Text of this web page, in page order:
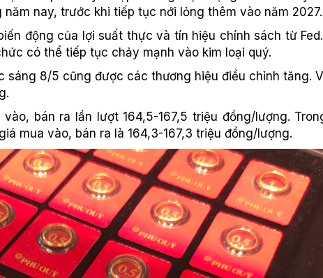
nay, trước khi tiếp tục nới lỏng thêm vào năm 2027.
động của lợi suất thực và tín hiệu chính sách từ
có thể tiếp tục chảy mạnh vào kim loại quý.
8/5 cũng được các thương hiệu điều chỉnh tăng.
bán ra lần lượt 164,5-167,5 triệu đồng/lượng.
mua vào, bán ra là 164,3-167,3 triệu đồng/lượng.